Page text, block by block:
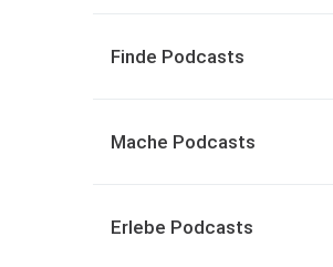
Finde Podcasts
Mache Podcasts
Erlebe Podcasts